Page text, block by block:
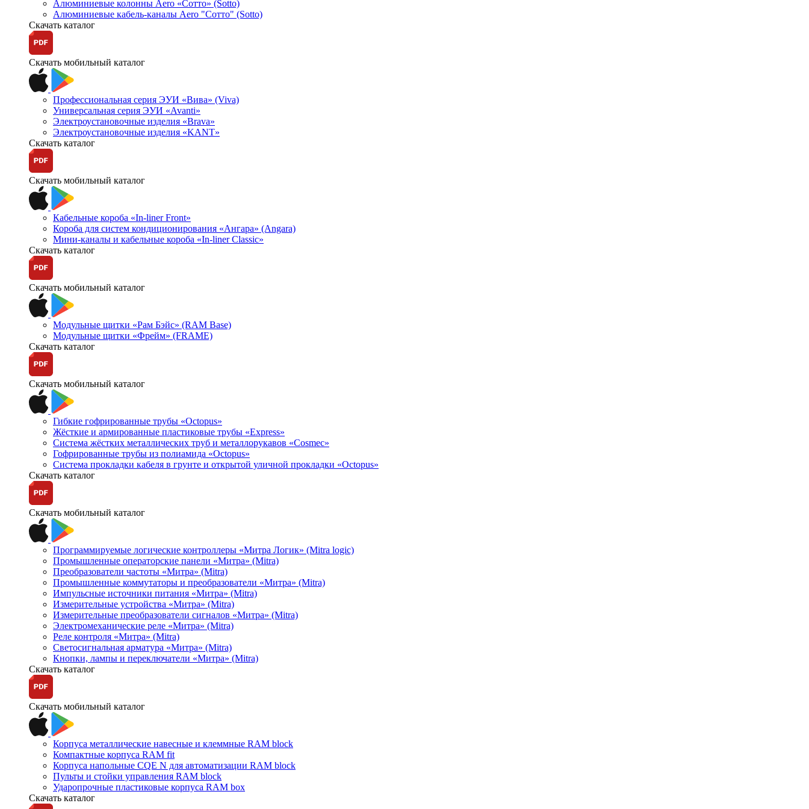
Алюминиевые колонны Aero «Сотто» (Sotto)
Алюминиевые кабель-каналы Aero "Сотто" (Sotto)
Скачать каталог
Скачать мобильный каталог
Профессиональная серия ЭУИ «Вива» (Viva)
Универсальная серия ЭУИ «Avanti»
Электроустановочные изделия «Brava»
Электроустановочные изделия «KANT»
Скачать каталог
Скачать мобильный каталог
Кабельные короба «In-liner Front»
Короба для систем кондиционирования «Ангара» (Angara)
Мини-каналы и кабельные короба «In-liner Classic»
Скачать каталог
Скачать мобильный каталог
Модульные щитки «Рам Бэйс» (RAM Base)
Модульные щитки «Фрейм» (FRAME)
Скачать каталог
Скачать мобильный каталог
Гибкие гофрированные трубы «Octopus»
Жёсткие и армированные пластиковые трубы «Express»
Система жёстких металлических труб и металлорукавов «Cosmec»
Гофрированные трубы из полиамида «Octopus»
Система прокладки кабеля в грунте и открытой уличной прокладки «Octopus»
Скачать каталог
Скачать мобильный каталог
Программируемые логические контроллеры «Митра Логик» (Mitra logic)
Промышленные операторские панели «Митра» (Mitra)
Преобразователи частоты «Митра» (Mitra)
Промышленные коммутаторы и преобразователи «Митра» (Mitra)
Импульсные источники питания «Митра» (Mitra)
Измерительные устройства «Митра» (Mitra)
Измерительные преобразователи сигналов «Митра» (Mitra)
Электромеханические реле «Митра» (Mitra)
Реле контроля «Митра» (Mitra)
Светосигнальная арматура «Митра» (Mitra)
Кнопки, лампы и переключатели «Митра» (Mitra)
Скачать каталог
Скачать мобильный каталог
Корпуса металлические навесные и клеммные RAM block
Компактные корпуса RAM fit
Корпуса напольные CQE N для автоматизации RAM block
Пульты и стойки управления RAM block
Ударопрочные пластиковые корпуса RAM box
Скачать каталог